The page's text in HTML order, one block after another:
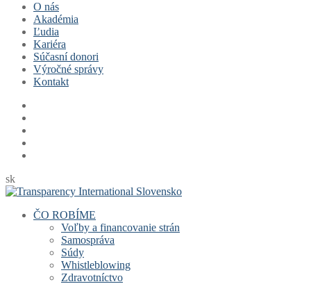
O nás
Akadémia
Ľudia
Kariéra
Súčasní donori
Výročné správy
Kontakt
sk
ČO ROBÍME
Voľby a financovanie strán
Samospráva
Súdy
Whistleblowing
Zdravotníctvo